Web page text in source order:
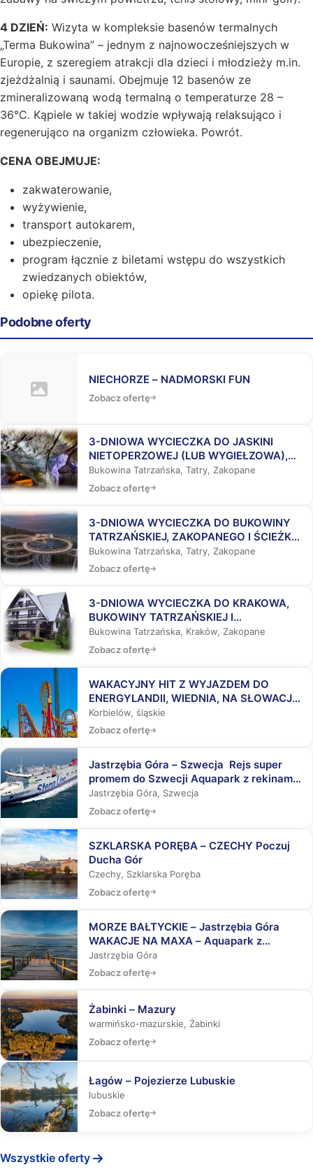
4 DZIEŃ: Wizyta w kompleksie basenów termalnych
„Terma Bukowina” – jednym z najnowocześniejszych w
Europie, z szeregiem atrakcji dla dzieci i młodzieży m.in.
zjeżdżalnią i saunami. Obejmuje 12 basenów ze
zmineralizowaną wodą termalną o temperaturze 28 –
36°C. Kąpiele w takiej wodzie wpływają relaksująco i
regenerująco na organizm człowieka. Powrót.
CENA OBEJMUJE:
zakwaterowanie,
wyżywienie,
transport autokarem,
ubezpieczenie,
program łącznie z biletami wstępu do wszystkich
zwiedzanych obiektów,
opiekę pilota.
Podobne oferty
NIECHORZE – NADMORSKI FUN
Zobacz ofertę
3-DNIOWA WYCIECZKA DO JASKINI
NIETOPERZOWEJ (LUB WYGIEŁZOWA),
BUKOWINY TATRZAŃSKIEJ I
ZAKOPANEGO
Bukowina Tatrzańska, Tatry, Zakopane
Zobacz ofertę
3-DNIOWA WYCIECZKA DO BUKOWINY
TATRZAŃSKIEJ, ZAKOPANEGO I ŚCIEŻKĄ
WŚRÓD KORON DRZEW
Bukowina Tatrzańska, Tatry, Zakopane
Zobacz ofertę
3-DNIOWA WYCIECZKA DO KRAKOWA,
BUKOWINY TATRZAŃSKIEJ I
ZAKOPANEGO
Bukowina Tatrzańska, Kraków, Zakopane
Zobacz ofertę
WAKACYJNY HIT Z WYJAZDEM DO
ENERGYLANDII, WIEDNIA, NA SŁOWACJĘ,
DO AQUAPARKÓW
Korbielów, śląskie
Zobacz ofertę
Jastrzębia Góra – Szwecja Rejs super
promem do Szwecji Aquapark z rekinami,
Laser Tag, Misja Specjalna
Jastrzębia Góra, Szwecja
Zobacz ofertę
SZKLARSKA PORĘBA – CZECHY Poczuj
Ducha Gór
Czechy, Szklarska Poręba
Zobacz ofertę
MORZE BAŁTYCKIE – Jastrzębia Góra
WAKACJE NA MAXA – Aquapark z
rekinami, Laser Tag, Misja Specjalna
Jastrzębia Góra
Zobacz ofertę
Żabinki – Mazury
warmińsko-mazurskie, Żabinki
Zobacz ofertę
Łagów – Pojezierze Lubuskie
lubuskie
Zobacz ofertę
Wszystkie oferty